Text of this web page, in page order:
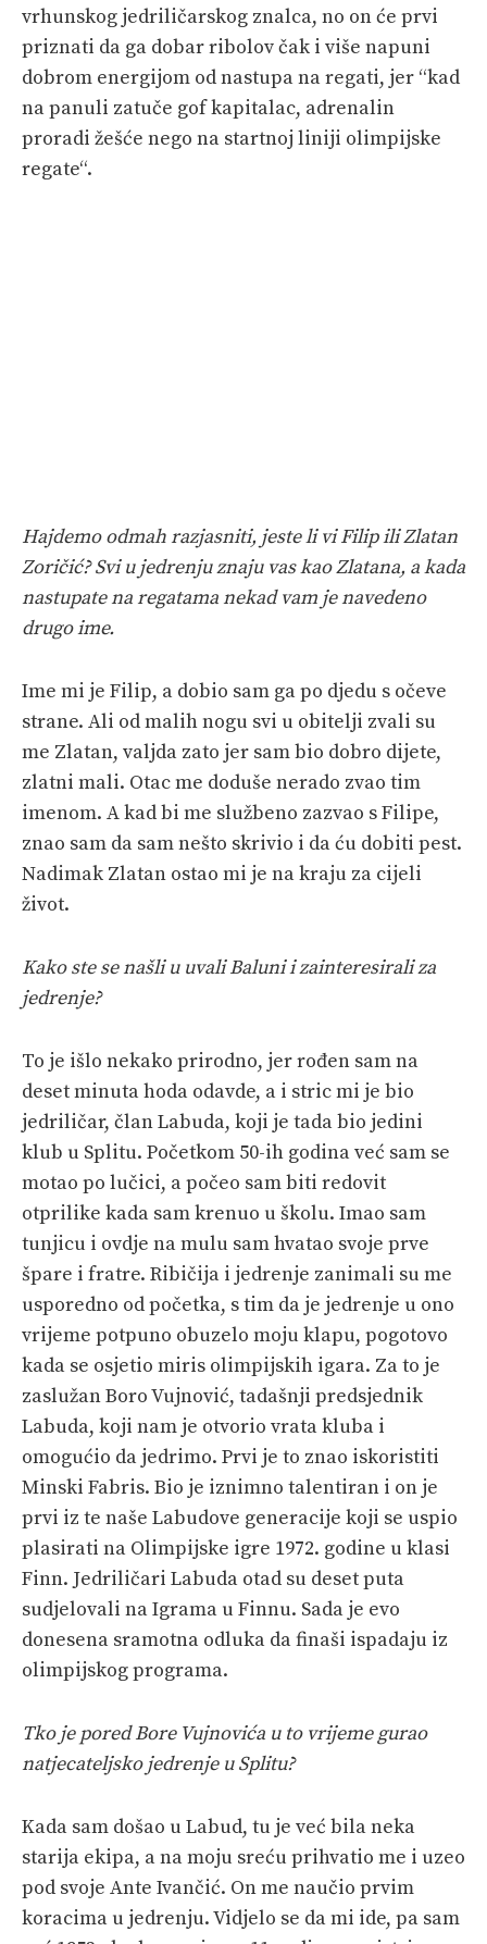
vrhunskog jedriličarskog znalca, no on će prvi
priznati da ga dobar ribolov čak i više napuni
dobrom energijom od nastupa na regati, jer “kad
na panuli zatuče gof kapitalac, adrenalin
proradi žešće nego na startnoj liniji olimpijske
regate“.
Hajdemo odmah razjasniti, jeste li vi Filip ili Zlatan
Zoričić? Svi u jedrenju znaju vas kao Zlatana, a kada
nastupate na regatama nekad vam je navedeno
drugo ime.
Ime mi je Filip, a dobio sam ga po djedu s očeve
strane. Ali od malih nogu svi u obitelji zvali su
me Zlatan, valjda zato jer sam bio dobro dijete,
zlatni mali. Otac me doduše nerado zvao tim
imenom. A kad bi me službeno zazvao s Filipe,
znao sam da sam nešto skrivio i da ću dobiti pest.
Nadimak Zlatan ostao mi je na kraju za cijeli
život.
Kako ste se našli u uvali Baluni i zainteresirali za
jedrenje?
To je išlo nekako prirodno, jer rođen sam na
deset minuta hoda odavde, a i stric mi je bio
jedriličar, član Labuda, koji je tada bio jedini
klub u Splitu. Početkom 50-ih godina već sam se
motao po lučici, a počeo sam biti redovit
otprilike kada sam krenuo u školu. Imao sam
tunjicu i ovdje na mulu sam hvatao svoje prve
špare i fratre. Ribičija i jedrenje zanimali su me
usporedno od početka, s tim da je jedrenje u ono
vrijeme potpuno obuzelo moju klapu, pogotovo
kada se osjetio miris olimpijskih igara. Za to je
zaslužan Boro Vujnović, tadašnji predsjednik
Labuda, koji nam je otvorio vrata kluba i
omogućio da jedrimo. Prvi je to znao iskoristiti
Minski Fabris. Bio je iznimno talentiran i on je
prvi iz te naše Labudove generacije koji se uspio
plasirati na Olimpijske igre 1972. godine u klasi
Finn. Jedriličari Labuda otad su deset puta
sudjelovali na Igrama u Finnu. Sada je evo
donesena sramotna odluka da finaši ispadaju iz
olimpijskog programa.
Tko je pored Bore Vujnovića u to vrijeme gurao
natjecateljsko jedrenje u Splitu?
Kada sam došao u Labud, tu je već bila neka
starija ekipa, a na moju sreću prihvatio me i uzeo
pod svoje Ante Ivančić. On me naučio prvim
koracima u jedrenju. Vidjelo se da mi ide, pa sam